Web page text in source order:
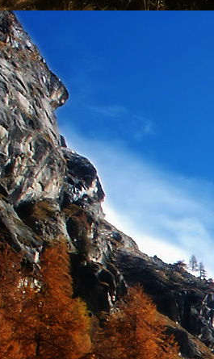
Emberi Énné érlelődnek.
Átadta önmagát nekem.
24. hét
Önmagát állandóan újrateremtve
A lélek felismeri önmagát,
S a világszellem működik tovább
Az önismeretben újra
S így az Én-érzék akarati
A lélek sötétjéből lesz megteremtve.
25. hét
Csak most tagozódhat belém
S ragyogva árasztja belső fényem